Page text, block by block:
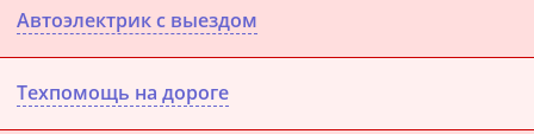
Автоэлектрик с выездом
Техпомощь на дороге